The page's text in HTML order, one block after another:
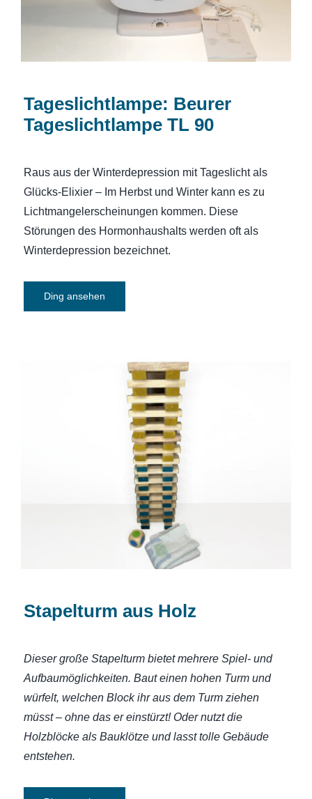
Tageslichtlampe: Beurer
Tageslichtlampe TL 90
Raus aus der Winterdepression mit Tageslicht als
Glücks-Elixier – Im Herbst und Winter kann es zu
Lichtmangelerscheinungen kommen. Diese
Störungen des Hormonhaushalts werden oft als
Winterdepression bezeichnet.
Ding ansehen
Stapelturm aus Holz
Stapelturm aus Holz
Dieser große Stapelturm bietet mehrere Spiel- und
Aufbaumöglichkeiten. Baut einen hohen Turm und
würfelt, welchen Block ihr aus dem Turm ziehen
müsst – ohne das er einstürzt! Oder nutzt die
Holzblöcke als Bauklötze und lasst tolle Gebäude
entstehen.